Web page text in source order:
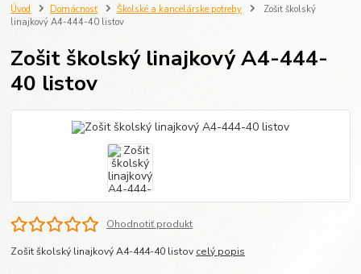
Úvod Domácnosť Školské a kancelárske potreby
Zošit školský
linajkový A4-444-40 listov
Zošit školský linajkový A4-444-
40 listov
Ohodnotiť produkt
Zošit školský linajkový A4-444-40 listov celý popis